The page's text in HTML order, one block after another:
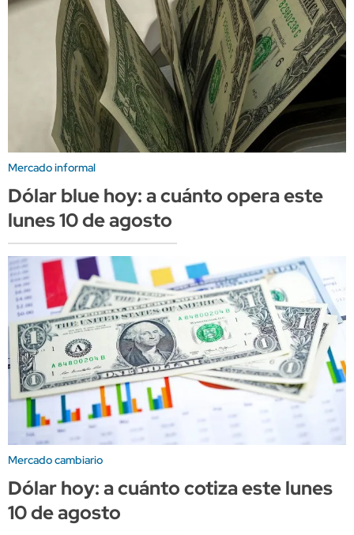
Mercado informal
Dólar blue hoy: a cuánto opera este
lunes 10 de agosto
Mercado cambiario
Dólar hoy: a cuánto cotiza este lunes
10 de agosto